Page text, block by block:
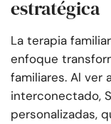
estratégica
La terapia
enfoque
familiares. Al ver
interconectado,
personalizadas,